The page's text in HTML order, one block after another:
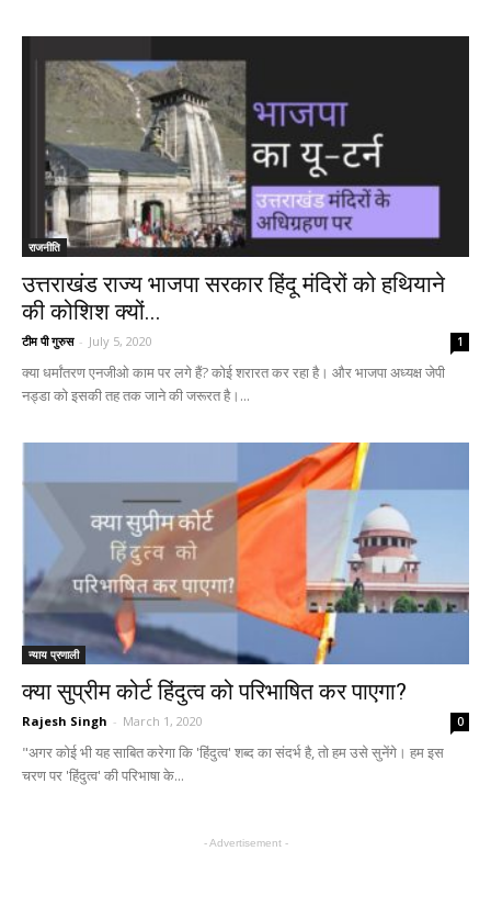
राजनीति
उत्तराखंड राज्य भाजपा सरकार हिंदू मंदिरों को हथियाने
की कोशिश क्यों...
टीम पी गुरुस - July 5, 2020 1
क्या धर्मांतरण एनजीओ काम पर लगे हैं? कोई शरारत कर रहा है। और भाजपा अध्यक्ष जेपी
नड्डा को इसकी तह तक जाने की जरूरत है।...
न्याय प्रणाली
क्या सुप्रीम कोर्ट हिंदुत्व को परिभाषित कर पाएगा?
Rajesh Singh - March 1, 2020 0
"अगर कोई भी यह साबित करेगा कि 'हिंदुत्व' शब्द का संदर्भ है, तो हम उसे सुनेंगे। हम इस
चरण पर 'हिंदुत्व' की परिभाषा के...
- Advertisement -